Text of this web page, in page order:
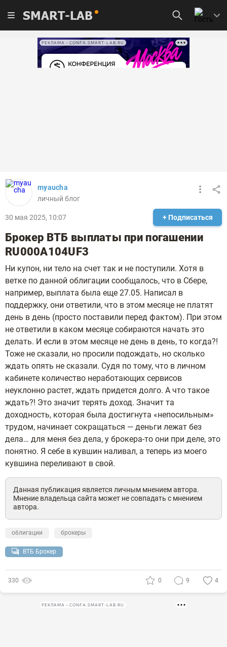
SMART-LAB
РЕКЛАМА • CONFA.SMART-LAB.RU
myaucha
личный блог
30 мая 2025, 10:07 + Подписаться
Брокер ВТБ выплаты при погашении
RU000A104UF3
Ни купон, ни тело на счет так и не поступили. Хотя в
ветке по данной облигации сообщалось, что в Сбере,
например, выплата была еще 27.05. Написал в
поддержку, они ответили, что в этом месяце не платят
день в день (просто поставили перед фактом). При этом
не ответили в каком месяце собираются начать это
делать. И если в этом месяце не день в день, то когда?!
Тоже не сказали, но просили подождать, но сколько
ждать опять не сказали. Судя по тому, что в личном
кабинете количество неработающих сервисов
неуклонно растет, ждать придется долго. А что такое
ждать?! Это значит терять доход. Значит та
доходность, которая была достигнута «непосильным»
трудом, начинает сокращаться — деньги лежат без
дела… для меня без дела, у брокера-то они при деле, это
понятно. Я себе в кувшин наливал, а теперь из моего
кувшина переливают в свой.
Данная публикация является личным мнением автора.
Мнение владельца сайта может не совпадать с мнением
автора.
облигации брокеры
ВТБ Брокер
330 0 9 4
РЕКЛАМА • CONFA.SMART-LAB.RU